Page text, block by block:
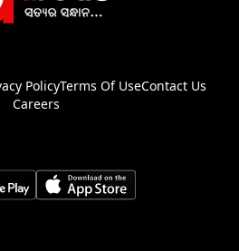
PolicyTerms Of UseContact Us
Careers